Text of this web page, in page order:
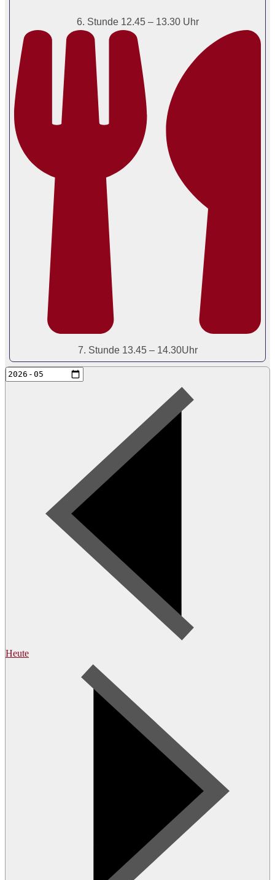
6. Stunde 12.45 – 13.30 Uhr
7. Stunde 13.45 – 14.30Uhr
Heute